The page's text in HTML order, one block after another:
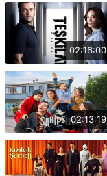
02:16:00
02:13:19